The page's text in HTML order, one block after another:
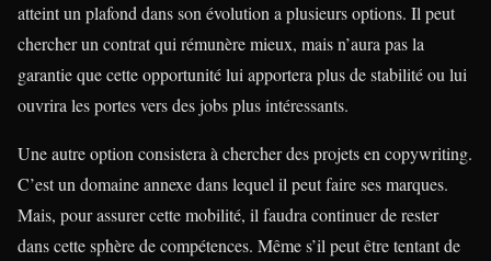
atteint un plafond dans son évolution a plusieurs options. Il peut
chercher un contrat qui rémunère mieux, mais n’aura pas la
garantie que cette opportunité lui apportera plus de stabilité ou lui
ouvrira les portes vers des jobs plus intéressants.
Une autre option consistera à chercher des projets en copywriting.
C’est un domaine annexe dans lequel il peut faire ses marques.
Mais, pour assurer cette mobilité, il faudra continuer de rester
dans cette sphère de compétences. Même s’il peut être tentant de